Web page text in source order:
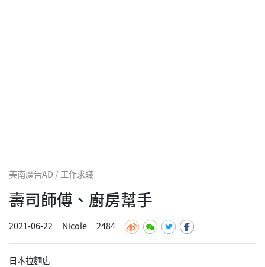
美南廣告AD / 工作求職
壽司師傅、廚房幫手
2021-06-22 Nicole 2484
日本拉麵店